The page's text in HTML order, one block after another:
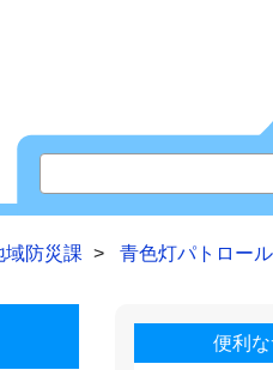
域防災課 青色灯パトロー
便利